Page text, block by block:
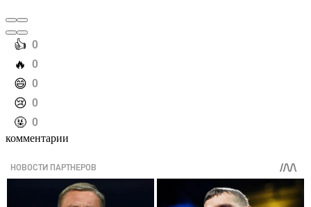
️👍 0
️🔥 0
️😄 0
️😢 0
️🤬 0
комментарии